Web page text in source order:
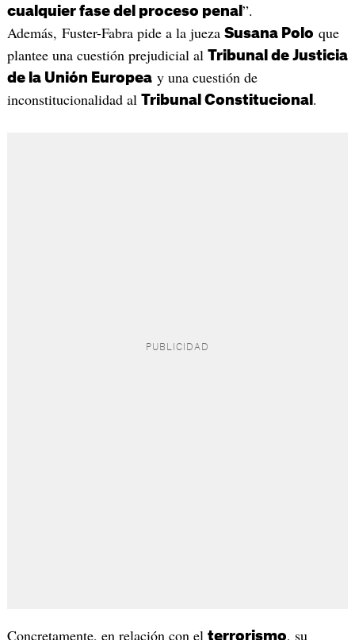
cualquier fase del proceso penal ”.
Además, Fuster-Fabra pide a la jueza Susana Polo que
plantee una cuestión prejudicial al Tribunal de Justicia
de la Unión Europeay una cuestión de
inconstitucionalidad al Tribunal Constitucional .
Concretamente, en relación con el terrorismo, su